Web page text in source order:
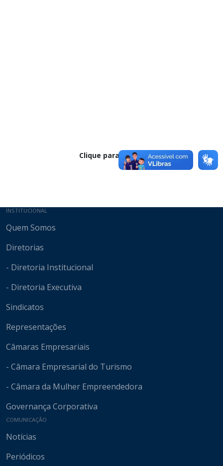
Clique para baixar
Mapa do site
INSTITUCIONAL
Quem Somos
Diretorias
- Diretoria Institucional
- Diretoria Executiva
Sindicatos
Representações
Câmaras Empresariais
- Câmara Empresarial do Turismo
- Câmara da Mulher Empreendedora
Governança Corporativa
COMUNICAÇÃO
Notícias
Periódicos